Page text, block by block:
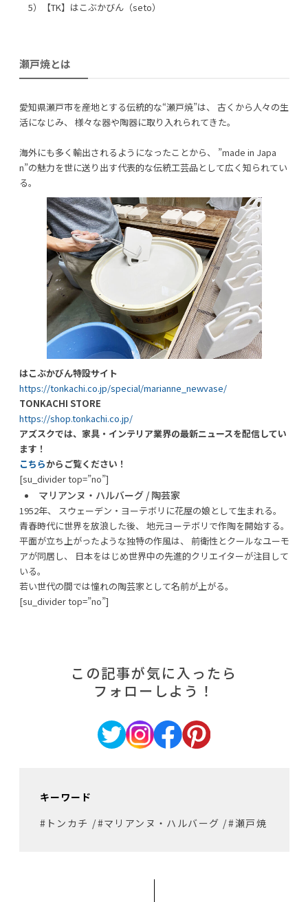
5）【TK】はこぶかびん（seto）
瀬戸焼とは
愛知県瀬戸市を産地とする伝統的な“瀬戸焼”は、 古くから人々の生
活になじみ、 様々な器や陶器に取り入れられてきた。
海外にも多く輸出されるようになったことから、 ”made in Japa
n”の魅力を世に送り出す代表的な伝統工芸品として広く知られてい
る。
はこぶかびん特設サイト
https://tonkachi.co.jp/special/marianne_newvase/
TONKACHI STORE
https://shop.tonkachi.co.jp/
アズスクでは、家具・インテリア業界の最新ニュースを配信してい
ます！
こちらからご覧ください！
[su_divider top=”no”]
マリアンヌ・ハルバーグ / 陶芸家
1952年、 スウェーデン・ヨーテボリに花屋の娘として生まれる。
青春時代に世界を放浪した後、 地元ヨーテボリで作陶を開始する。
平面が立ち上がったような独特の作風は、 前衛性とクールなユーモ
アが同居し、 日本をはじめ世界中の先進的クリエイターが注目して
いる。
若い世代の間では憧れの陶芸家として名前が上がる。
[su_divider top=”no”]
この記事が気に入ったら
フォローしよう！
キーワード
#トンカチ /#マリアンヌ・ハルバーグ /#瀬戸焼